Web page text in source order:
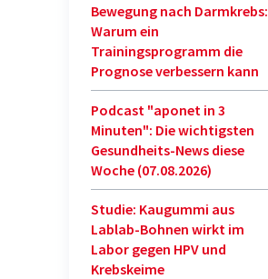
Bewegung nach Darmkrebs:
Warum ein
Trainingsprogramm die
Prognose verbessern kann
Podcast "aponet in 3
Minuten": Die wichtigsten
Gesundheits-News diese
Woche (07.08.2026)
Studie: Kaugummi aus
Lablab-Bohnen wirkt im
Labor gegen HPV und
Krebskeime